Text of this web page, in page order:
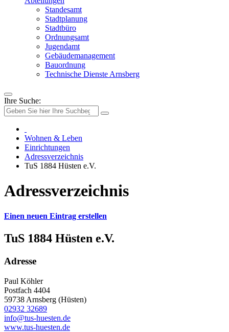
Standesamt
Stadtplanung
Stadtbüro
Ordnungsamt
Jugendamt
Gebäudemanagement
Bauordnung
Technische Dienste Arnsberg
Ihre Suche:
Wohnen & Leben
Einrichtungen
Adressverzeichnis
TuS 1884 Hüsten e.V.
Adressverzeichnis
Einen neuen Eintrag erstellen
TuS 1884 Hüsten e.V.
Adresse
Paul Köhler
Postfach 4404
59738 Arnsberg (Hüsten)
02932 32689
info@tus-huesten.de
www.tus-huesten.de